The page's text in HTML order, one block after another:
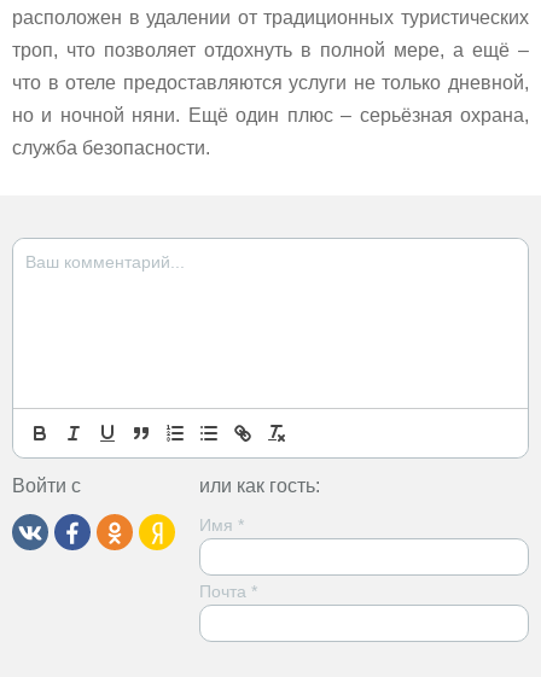
расположен в удалении от традиционных туристических
троп, что позволяет отдохнуть в полной мере, а ещё –
что в отеле предоставляются услуги не только дневной,
но и ночной няни. Ещё один плюс – серьёзная охрана,
служба безопасности.
Войти с или как гость:
Имя *
Почта *